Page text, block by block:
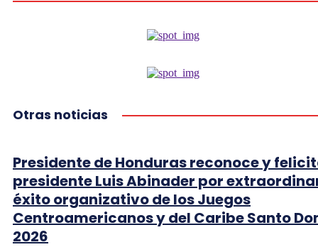
Otras noticias
Presidente de Honduras reconoce y
presidente Luis Abinader por
éxito organizativo de los Juegos
Centroamericanos y del Caribe Santo
2026